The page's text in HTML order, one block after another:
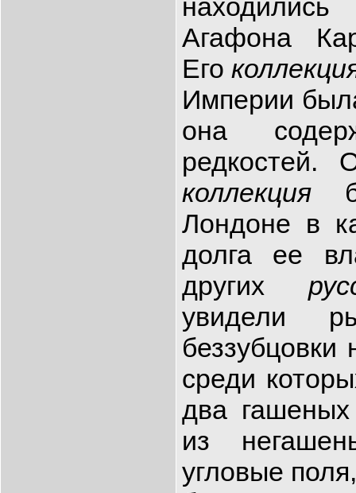
Агафона
Его
Империи
она
редкостей.
коллекция
Лондоне в
долга ее
других
увидели
среди
два
из
угловые